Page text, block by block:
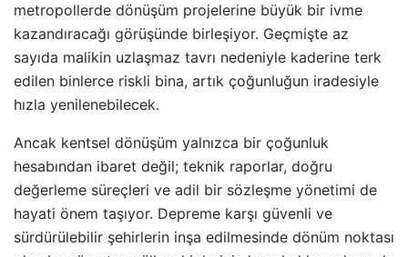
metropollerde dönüşüm projelerine büyük bir ivme
kazandıracağı görüşünde birleşiyor. Geçmişte az
sayıda malikin uzlaşmaz tavrı nedeniyle kaderine terk
edilen binlerce riskli bina, artık çoğunluğun iradesiyle
hızla yenilenebilecek.
Ancak kentsel dönüşüm yalnızca bir çoğunluk
hesabından ibaret değil; teknik raporlar, doğru
değerleme süreçleri ve adil bir sözleşme yönetimi de
hayati önem taşıyor. Depreme karşı güvenli ve
sürdürülebilir şehirlerin inşa edilmesinde dönüm noktası